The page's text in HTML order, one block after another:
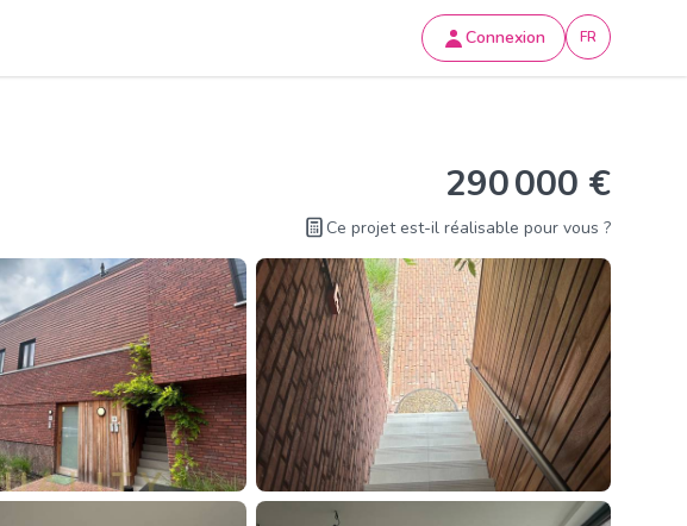
Connexion FR
290 000 €
Ce projet est-il réalisable pour vous ?